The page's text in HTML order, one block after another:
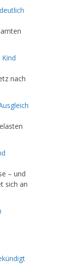
nach
– und
sich an